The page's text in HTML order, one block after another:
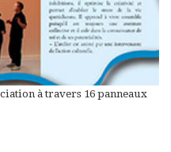
à travers 16 panneaux